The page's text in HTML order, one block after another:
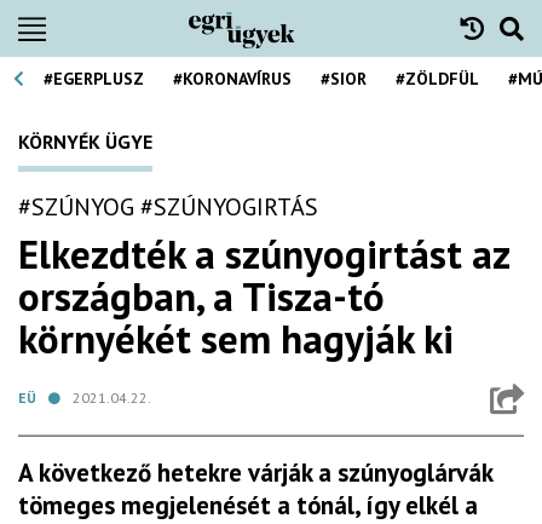
#EGERPLUSZ #KORONAVÍRUS #SIOR #ZÖLDFÜL
KÖRNYÉK ÜGYE
#SZÚNYOG #SZÚNYOGIRTÁS
Elkezdték a szúnyogirtást az
országban, a Tisza-tó
környékét sem hagyják ki
EÜ 2021.04.22.
A következő hetekre várják a szúnyoglárvák
tömeges megjelenését a tónál, így elkél a